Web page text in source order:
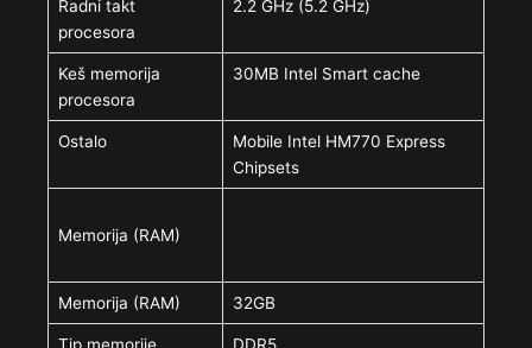
Radni takt
procesora
2.2 GHz (5.2 GHz)
Keš memorija
procesora
30MB Intel Smart cache
Ostalo
Mobile Intel HM770 Express
Chipsets
Memorija (RAM)
Memorija (RAM) 32GB
Tip memorije DDR5